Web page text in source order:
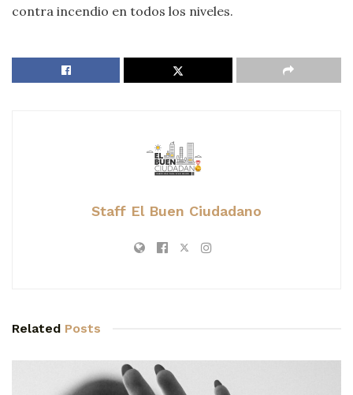
contra incendio en todos los niveles.
Staff El Buen Ciudadano
Related Posts